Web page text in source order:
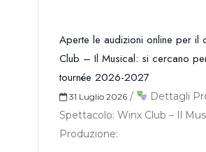
Aperte le audizioni online per il
Club – Il Musical: si cercano
tournée 2026-2027
31 Luglio 2026 /
Dettagli
Spettacolo: Winx Club – Il
Produzione: